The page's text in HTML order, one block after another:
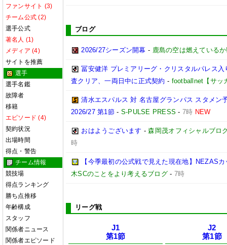
ファンサイト (3)
チーム公式 (2)
選手公式
著名人 (1)
メディア (4)
サイトを推薦
選手
選手名鑑
故障者
移籍
エピソード (4)
契約状況
出場時間
得点・警告
チーム情報
競技場
得点ランキング
勝ち点推移
年齢構成
スタッフ
関係者ニュース
関係者エピソード
ブログ
2026/27シーズン開幕 - 鹿島の空は燃えている
冨安健洋 プレミアリーグ・クリスタルパレス
査クリア、一両日中に正式契約 - footballnet【サッ
清水エスパルス 対 名古屋グランパス スタメン
2026/27 第1節 - S-PULSE PRESS -7時 NEW
おはようございます -森岡茂オフィシャルブロ
時
【今季最初の公式戦で見えた現在地】NEZAS
木SCのことをより考えるブログ - 7時
リーグ戦
J1
第1節
J2
第1節